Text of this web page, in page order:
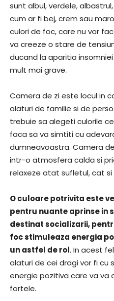
sunt albul, verdele,
cum ar fi bej, crem sau
culori de foc, care nu vor
va creeze o stare de
ducand la aparitia
mult mai grave.
Camera de zi este locul in
alaturi de familie si de
trebuie sa alegeti culorile
faca sa va simtiti cu
dumneavoastra. Camera
intr-o atmosfera calda si
relaxeze atat sufletul, cat si
O culoare potrivita este
pentru nuante aprinse in
destinat socializarii,
foc stimuleaza energia
un astfel de rol. In acest
alaturi de cei dragi vor fi cu
energie pozitiva care va
fortele.